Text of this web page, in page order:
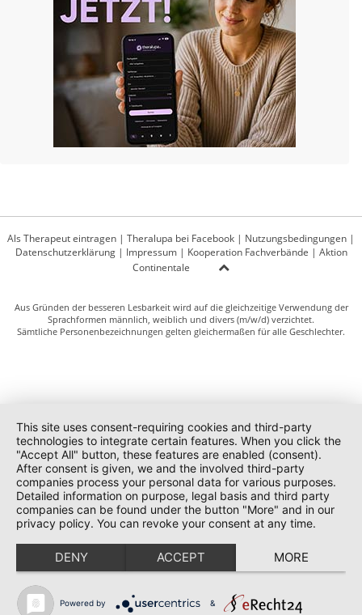
Als Therapeut eintragen | Theralupa bei Facebook | Nutzungsbedingungen |
Datenschutzerklärung| Impressum| Kooperation Fachverbände | Aktion
Continentale
Aus Gründen der besseren Lesbarkeit wird auf die gleichzeitige Verwendung der
Sprachformen männlich, weiblich und divers (m/w/d) verzichtet.
Sämtliche Personenbezeichnungen gelten gleichermaßen für alle Geschlechter.
This site uses consent-requiring cookies and third-party
technologies to integrate certain features. When you click the
"Accept All" button, these features are enabled (consent).
After consent is given, we and the involved third-party
companies process your personal data for various purposes.
Detailed information on purpose, legal basis and third party
companies can be found under the button "More" and in our
privacy policy. You can revoke your consent at any time.
DENY ACCEPT MORE
Powered by &